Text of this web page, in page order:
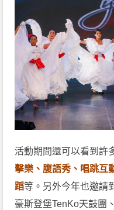
活動期間還可以看到許
擊樂、腹語秀、唱跳互
蹈等。另外今年也邀請
豪斯登堡TenKo天鼓團